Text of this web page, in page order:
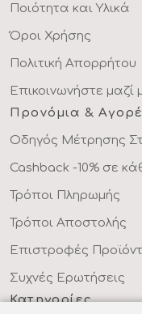
Ποιότητα και Υλικά
Όροι Χρήσης
Πολιτική Απορρήτου
Επικοινωνήστε μαζί
Προνόμια &
Οδηγός Μέτρησης
Cashback -10% σε
Τρόποι Πληρωμής
Τρόποι Αποστολής
Επιστροφές
Συχνές Ερωτήσεις
Κατηγορίες